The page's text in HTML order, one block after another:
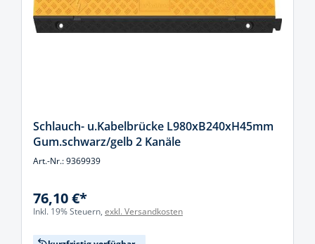
Schlauch- u.Kabelbrücke L980xB240xH45mm
Gum.schwarz/gelb 2 Kanäle
Art.-Nr.: 9369939
76,10 €*
Inkl. 19% Steuern, exkl. Versandkosten